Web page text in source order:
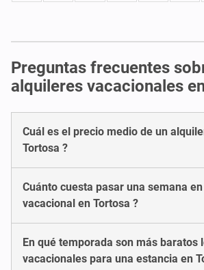
Preguntas frecuentes
alquileres vacacionales
Cuál es el precio medio de un
Tortosa ?
Cuánto cuesta pasar una semana
vacacional en Tortosa ?
En qué temporada son más baratos
vacacionales para una estancia en